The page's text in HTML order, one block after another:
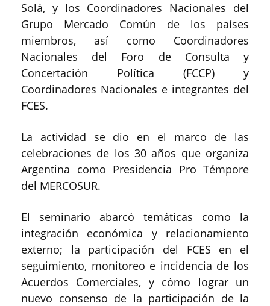
Solá, y los Coordinadores Nacionales del
Grupo Mercado Común de los países
miembros, así como Coordinadores
Nacionales del Foro de Consulta y
Concertación Política (FCCP) y
Coordinadores Nacionales e integrantes del
FCES.
La actividad se dio en el marco de las
celebraciones de los 30 años que organiza
Argentina como Presidencia Pro Témpore
del MERCOSUR.
El seminario abarcó temáticas como la
integración económica y relacionamiento
externo; la participación del FCES en el
seguimiento, monitoreo e incidencia de los
Acuerdos Comerciales, y cómo lograr un
nuevo consenso de la participación de la